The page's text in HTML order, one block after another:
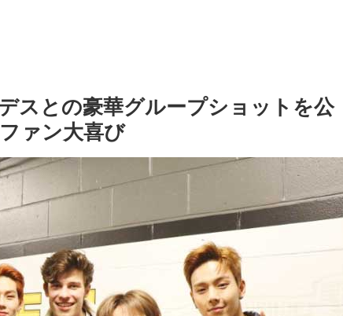
スとの豪華グループショットを公
ァン大喜び